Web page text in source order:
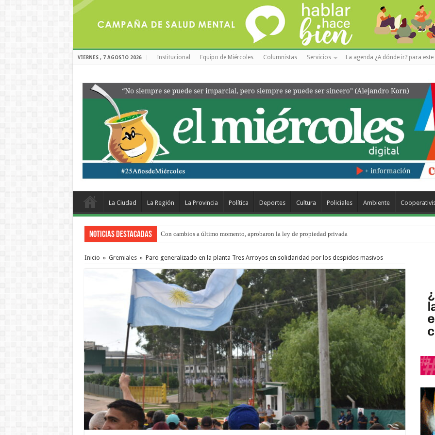
VIERNES , 7 AGOSTO 2026 Institucional Equipo de Miércoles Columnistas Servicios La agenda ¿A dónde ir? para este
La Ciudad La Región La Provincia Política Deportes Cultura Policiales Ambiente
Noticias Destacadas Adopción en Entre Ríos: el 35% de los 90 niños, niñas y adolescentes que esperan una familia tiene
Inicio » Gremiales » Paro generalizado en la planta Tres Arroyos en solidaridad por los despidos masivos